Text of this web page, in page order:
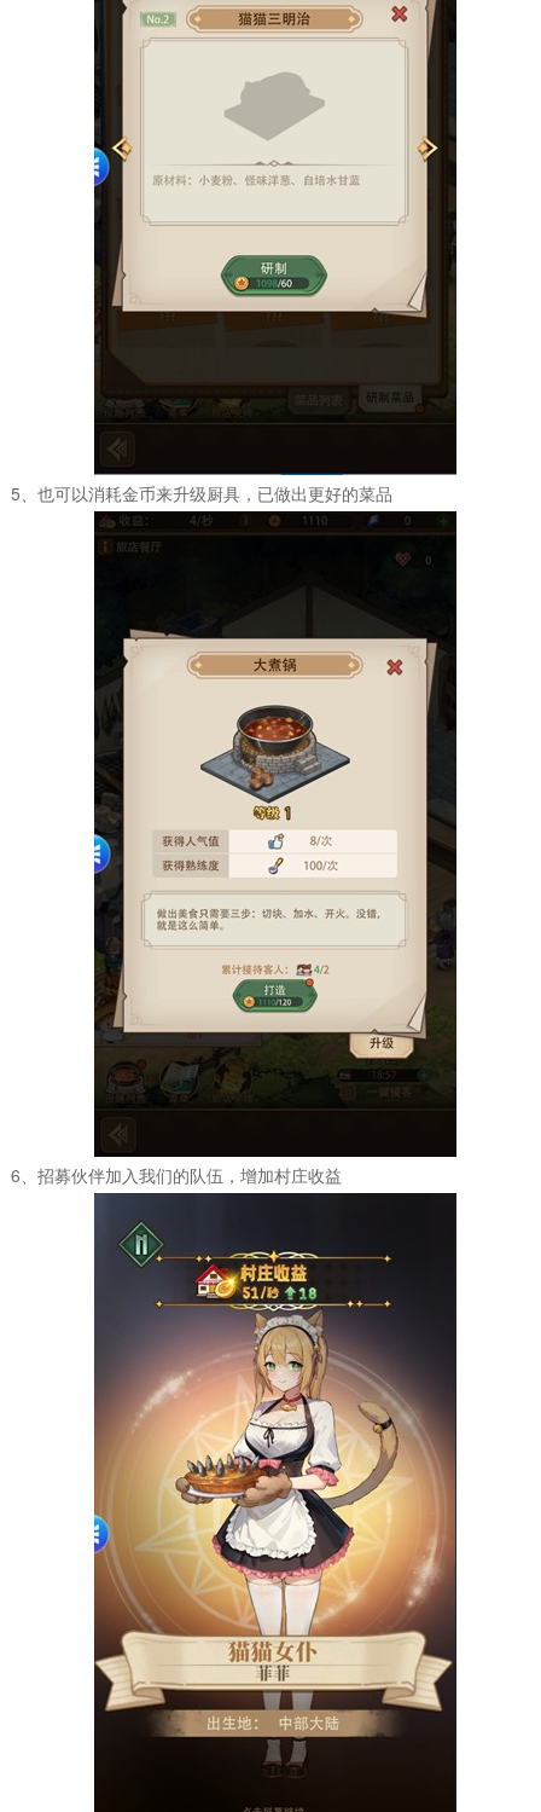
5、也可以消耗金币来升级厨具，已做出更好的菜品
6、招募伙伴加入我们的队伍，增加村庄收益